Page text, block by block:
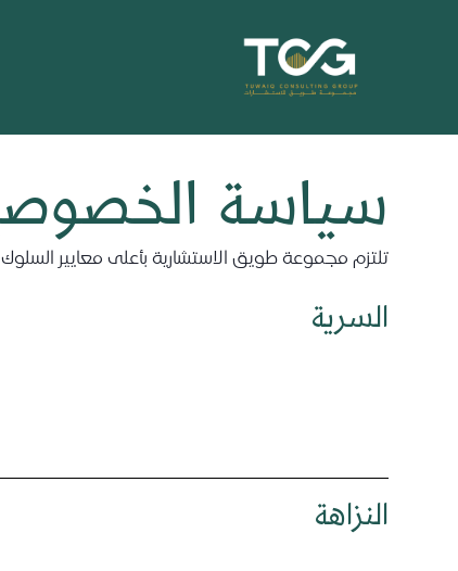
سياسة
تلتزم مجموعة طويق الاستشارية بأعلى معايير السلوك
السرية
النزاهة